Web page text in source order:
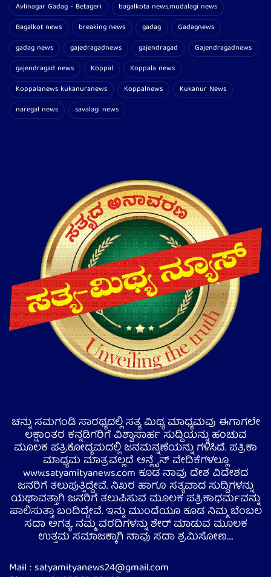
Avlinagar Gadag - Betageri
bagalkota news.mudalagi news
Bagalkot news
breaking news gadag
Gadagnews
gadag news
gajedragadnews gajendragad
Gajendragadnews
gajendragad news
Koppal
Koppala news
Koppalanews kukanuranews
Koppalnews
Kukanur News
naregal news
savalagi news
ಚನ್ನು ಸಮಗಂಡಿ ಸಾರಥ್ಯದಲ್ಲಿ ಸತ್ಯ ಮಿಥ್ಯ ಮಾಧ್ಯಮವು ಈಗಾಗಲೇ
ಲಕ್ಷಾಂತರ ಕನ್ನಡಿಗರಿಗೆ ವಿಶ್ವಾಸಾರ್ಹ ಸುದ್ದಿಯನ್ನು ಹಂಚುವ
ಮೂಲಕ ಪತ್ರಿಕೋದ್ಯಮದಲ್ಲಿ ಜನಮನ್ನಣೆಯನ್ನು ಗಳಿಸಿದೆ. ಪತ್ರಿಕಾ
ಮಾಧ್ಯಮ ಮಾತ್ರವಲ್ಲದೆ ಆನ್ಲೈನ್ ವೇದಿಕೆಗಳಲ್ಲೂ
www.satyamityanews.com ಕೂಡ ನಾವು ದೇಶ ವಿದೇಶದ
ಜನರಿಗೆ ತಲುಪುತ್ತಿದ್ದೇವೆ. ನಿಖರ ಹಾಗೂ ಸತ್ಯವಾದ ಸುದ್ದಿಗಳನ್ನು
ಯಥಾವತ್ತಾಗಿ ಜನರಿಗೆ ತಲುಪಿಸುವ ಮೂಲಕ ಪತ್ರಿಕಾಧರ್ಮವನ್ನು
ಪಾಲಿಸುತ್ತಾ ಬಂದಿದ್ದೇವೆ. ಇನ್ನು ಮುಂದೆಯೂ ಕೂಡ ನಿಮ್ಮ ಬೆಂಬಲ
ಸದಾ ಅಗತ್ಯ. ನಮ್ಮ ವರದಿಗಳನ್ನು ಶೇರ್ ಮಾಡುವ ಮೂಲಕ
ಉತ್ತಮ ಸಮಾಜಕ್ಕಾಗಿ ನಾವು ಸದಾ ಶ್ರಮಿಸೋಣ….
Mail : satyamityanews24@gmail.com